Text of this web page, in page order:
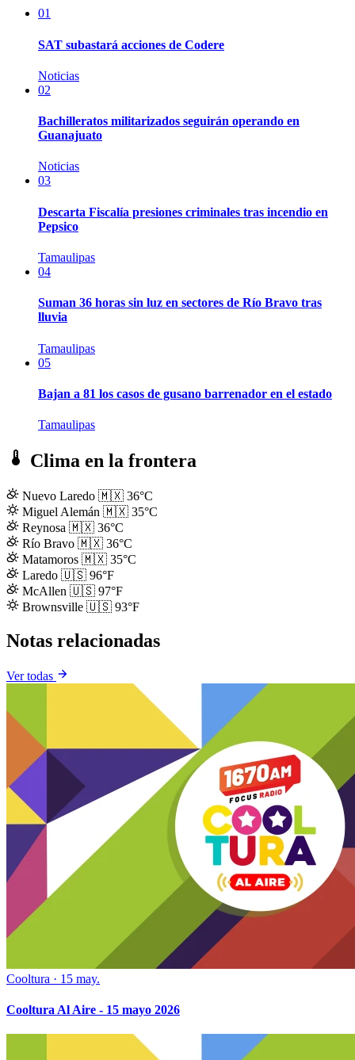
01
SAT subastará acciones de Codere
Noticias
02
Bachilleratos militarizados seguirán operando en
Guanajuato
Noticias
03
Descarta Fiscalía presiones criminales tras incendio en
Pepsico
Tamaulipas
04
Suman 36 horas sin luz en sectores de Río Bravo tras
lluvia
Tamaulipas
05
Bajan a 81 los casos de gusano barrenador en el estado
Tamaulipas
Clima en la frontera
Nuevo Laredo 🇲🇽 36°C
Miguel Alemán 🇲🇽 35°C
Reynosa 🇲🇽 36°C
Río Bravo 🇲🇽 36°C
Matamoros 🇲🇽 35°C
Laredo 🇺🇸 96°F
McAllen 🇺🇸 97°F
Brownsville 🇺🇸 93°F
Notas relacionadas
Ver todas
Cooltura · 15 may.
Cooltura Al Aire - 15 mayo 2026